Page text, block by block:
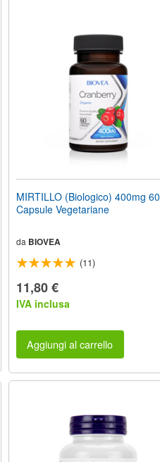
MIRTILLO (Biologico) 400mg 60
Capsule Vegetariane
da BIOVEA
(11)
11,80 €
IVA inclusa
Aggiungi al carrello